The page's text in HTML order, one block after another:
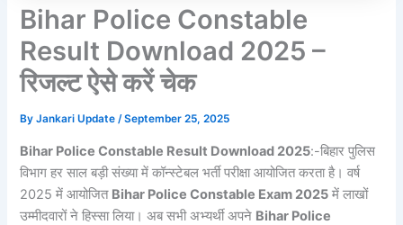
Bihar Police Constable
Result Download 2025 –
रिजल्ट ऐसे करें चेक
ByJankari Update/September 25, 2025
Bihar Police Constable Result Download 2025:-बिहार पुलिस
विभाग हर साल बड़ी संख्या में कॉन्स्टेबल भर्ती परीक्षा आयोजित करता है। वर्ष
2025 में आयोजित Bihar Police Constable Exam 2025 में लाखों
उम्मीदवारों ने हिस्सा लिया। अब सभी अभ्यर्थी अपने Bihar Police